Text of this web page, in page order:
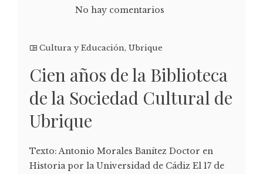
No hay comentarios
Cultura y Educación, Ubrique
Cien años de la Biblioteca
de la Sociedad Cultural de
Ubrique
Texto: Antonio Morales Banítez Doctor en
Historia por la Universidad de Cádiz El 17 de